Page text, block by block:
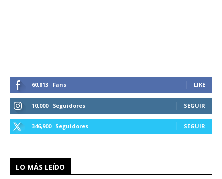
60,813 Fans LIKE
10,000 Seguidores SEGUIR
346,900 Seguidores SEGUIR
LO MÁS LEÍDO